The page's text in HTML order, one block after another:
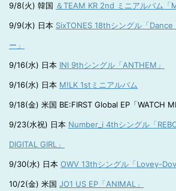
9/8(火) 韓国 ＆TEAM KR 2nd ミニアルバム「
9/9(水) 日本 SixTONES 18thシングル「
ー」
9/16(水) 日本 INI 9thシングル「ANTHEM」
9/16(水) 日本 M!LK 1stミニアルバム
9/18(金) 米国 BE:FIRST Global EP「WATCH
9/23(水祝) 日本 Number_i 4thシングル「
DIGITAL GIRL」
9/30(水) 日本 OWV 13thシングル「Lovey-
10/2(金) 米国 JO1 US EP「ANIMAL」